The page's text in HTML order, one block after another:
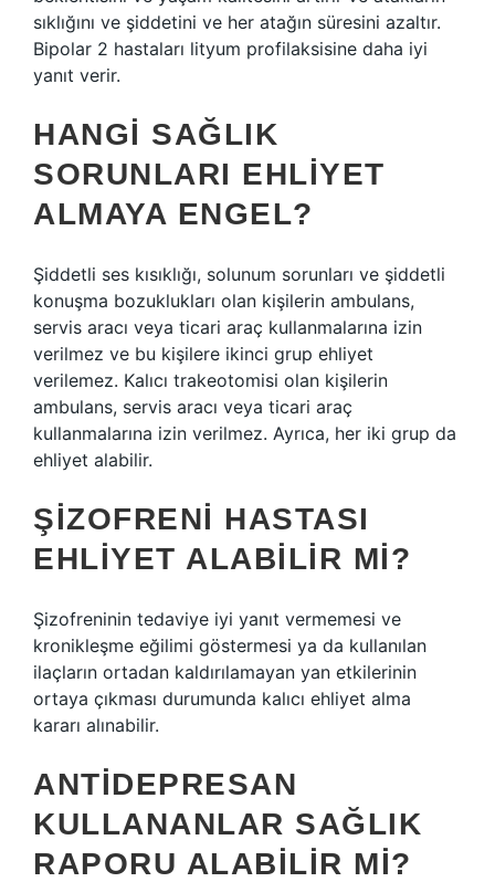
sıklığını ve şiddetini ve her atağın süresini azaltır.
Bipolar 2 hastaları lityum profilaksisine daha iyi
yanıt verir.
HANGI SAĞLIK
SORUNLARI EHLIYET
ALMAYA ENGEL?
Şiddetli ses kısıklığı, solunum sorunları ve şiddetli
konuşma bozuklukları olan kişilerin ambulans,
servis aracı veya ticari araç kullanmalarına izin
verilmez ve bu kişilere ikinci grup ehliyet
verilemez. Kalıcı trakeotomisi olan kişilerin
ambulans, servis aracı veya ticari araç
kullanmalarına izin verilmez. Ayrıca, her iki grup da
ehliyet alabilir.
ŞIZOFRENI HASTASI
EHLIYET ALABILIR MI?
Şizofreninin tedaviye iyi yanıt vermemesi ve
kronikleşme eğilimi göstermesi ya da kullanılan
ilaçların ortadan kaldırılamayan yan etkilerinin
ortaya çıkması durumunda kalıcı ehliyet alma
kararı alınabilir.
ANTIDEPRESAN
KULLANANLAR SAĞLIK
RAPORU ALABILIR MI?